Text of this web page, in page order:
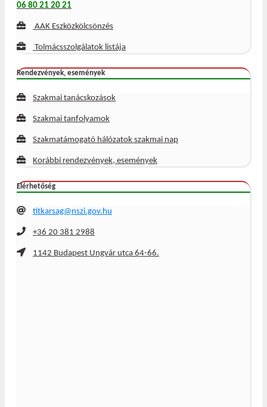
06 80 21 20 21
AAK Eszközkölcsönzés
Tolmácsszolgálatok listája
Rendezvények, események
Szakmai tanácskozások
Szakmai tanfolyamok
Szakmatámogató hálózatok szakmai nap
Korábbi rendezvények, események
Elérhetőség
titkarsag@nszi.gov.hu
+36 20 381 2988
1142 Budapest Ungvár utca 64-66.